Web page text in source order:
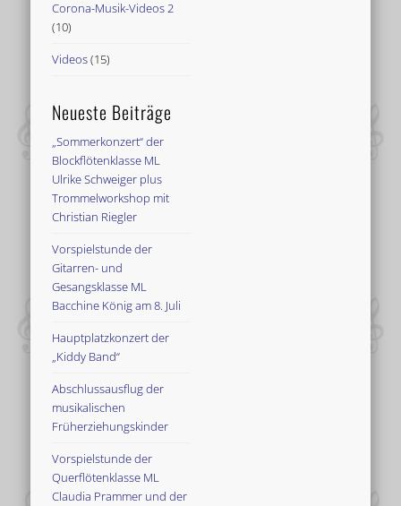
Corona-Musik-Videos 2
(10)
Videos(15)
Neueste Beiträge
„Sommerkonzert“ der
Blockflötenklasse ML
Ulrike Schweiger plus
Trommelworkshop mit
Christian Riegler
Vorspielstunde der
Gitarren- und
Gesangsklasse ML
Bacchine König am 8. Juli
Hauptplatzkonzert der
„Kiddy Band“
Abschlussausflug der
musikalischen
Früherziehungskinder
Vorspielstunde der
Querflötenklasse ML
Claudia Prammer und der